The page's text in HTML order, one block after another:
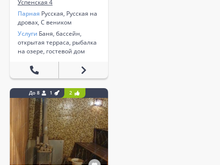
Успенская 4
Парная Русская, Русская на
дровах, С веником
Услуги Баня, бассейн,
открытая терраса, рыбалка
на озере, гостевой дом
До 8 1 2